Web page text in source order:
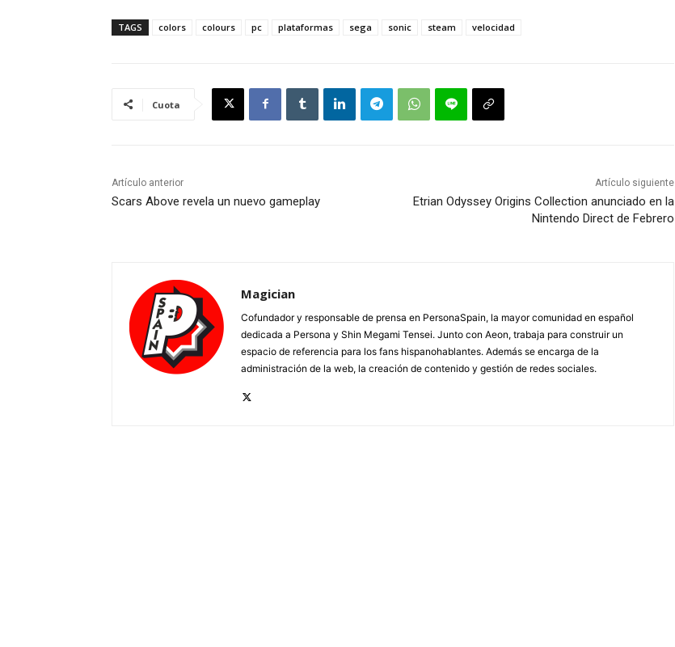
TAGS colors colours pc plataformas sega sonic steam velocidad
Cuota
Artículo anterior
Scars Above revela un nuevo gameplay
Artículo siguiente
Etrian Odyssey Origins Collection anunciado en la
Nintendo Direct de Febrero
Magician
Cofundador y responsable de prensa en PersonaSpain, la mayor comunidad en español
dedicada a Persona y Shin Megami Tensei. Junto con Aeon, trabaja para construir un
espacio de referencia para los fans hispanohablantes. Además se encarga de la
administración de la web, la creación de contenido y gestión de redes sociales.